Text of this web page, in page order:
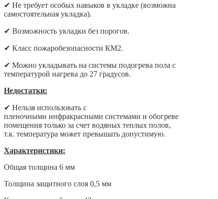
✔ Не требует особых навыков в укладке (возможна
самостоятельная укладка).
✔ Возможность укладки без порогов.
✔ Класс пожаробезопасности КМ2.
✔ Можно укладывать на системы подогрева пола с
температурой нагрева до 27 градусов.
Недостатки:
✔ Нельзя использовать с
пленочными инфракрасными системами и обогреве
помещения только за счет водяных теплых полов,
т.к. температура может превышать допустимую.
Характеристики:
Общая толщина 6 мм
Толщина защитного слоя 0,5 мм